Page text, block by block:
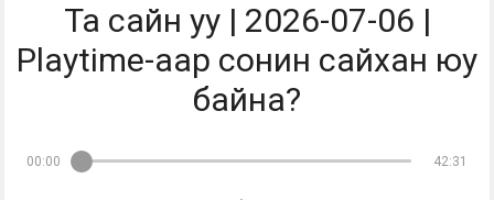
Та сайн уу | 2026-07-06 |
Playtime-аар сонин сайхан юу
байна?
00:00 42:31